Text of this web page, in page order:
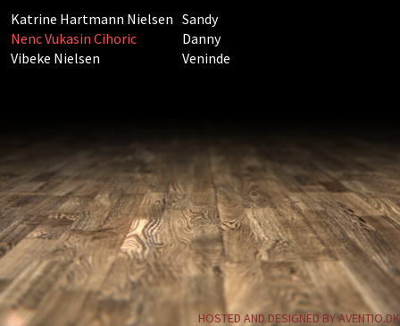
Katrine Hartmann Nielsen Sandy
Nenc Vukasin Cihoric
Danny
Vibeke Nielsen
Veninde
HOSTED AND DESIGNED BY AVENTIO.DK